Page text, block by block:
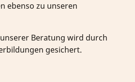
ebenso zu unseren
Beratung wird durch
gesichert.